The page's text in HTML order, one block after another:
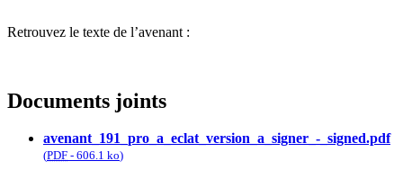
Retrouvez le texte de l’avenant :
Documents joints
avenant_191_pro_a_eclat_version_a_signer_-_signed.pdf
(PDF - 606.1 ko)